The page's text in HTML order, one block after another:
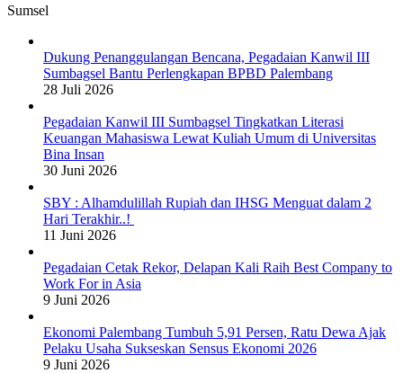
Sumsel
Dukung Penanggulangan Bencana, Pegadaian Kanwil III
Sumbagsel Bantu Perlengkapan BPBD Palembang
28 Juli 2026
Pegadaian Kanwil III Sumbagsel Tingkatkan Literasi
Keuangan Mahasiswa Lewat Kuliah Umum di Universitas
Bina Insan
30 Juni 2026
SBY : Alhamdulillah Rupiah dan IHSG Menguat dalam 2
Hari Terakhir..!
11 Juni 2026
Pegadaian Cetak Rekor, Delapan Kali Raih Best Company to
Work For in Asia
9 Juni 2026
Ekonomi Palembang Tumbuh 5,91 Persen, Ratu Dewa Ajak
Pelaku Usaha Sukseskan Sensus Ekonomi 2026
9 Juni 2026